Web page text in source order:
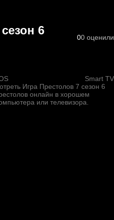
6
00 оценили
Smart TV
Игра Престолов 7 cезон 6
онлайн в хорошем
или телевизора.